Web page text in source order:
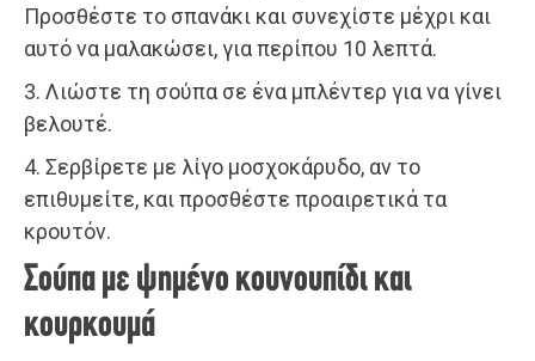
Προσθέστε το σπανάκι και συνεχίστε μέχρι και
αυτό να μαλακώσει, για περίπου 10 λεπτά.
3. Λιώστε τη σούπα σε ένα μπλέντερ για να γίνει
βελουτέ.
4. Σερβίρετε με λίγο μοσχοκάρυδο, αν το
επιθυμείτε, και προσθέστε προαιρετικά τα
κρουτόν.
Σούπα με ψημένο κουνουπίδι και
κουρκουμά